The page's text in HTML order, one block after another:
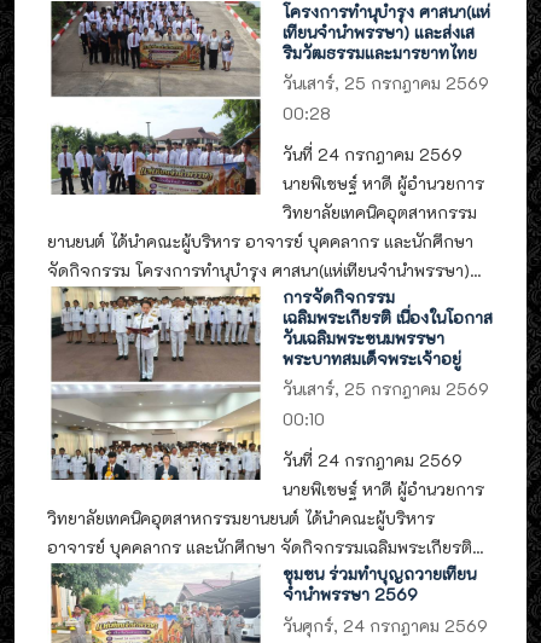
โครงการทำนุบำรุง ศาสนา(แห่
เทียนจำนำพรรษา) และส่งเส
ริมวัฒธรรมและมารยาทไทย
วันเสาร์, 25 กรกฎาคม 2569
00:28
วันที่ 24 กรกฎาคม 2569
นายพิเชษฐ์ หาดี ผู้อำนวยการ
วิทยาลัยเทคนิคอุตสาหกรรม
ยานยนต์ ได้นำคณะผู้บริหาร อาจารย์ บุคคลากร และนักศึกษา
จัดกิจกรรม โครงการทำนุบำรุง ศาสนา(แห่เทียนจำนำพรรษา)...
การจัดกิจกรรม
เฉลิมพระเกียรติ เนื่องในโอกาส
วันเฉลิมพระชนมพรรษา
พระบาทสมเด็จพระเจ้าอยู่
วันเสาร์, 25 กรกฎาคม 2569
00:10
วันที่ 24 กรกฎาคม 2569
นายพิเชษฐ์ หาดี ผู้อำนวยการ
วิทยาลัยเทคนิคอุตสาหกรรมยานยนต์ ได้นำคณะผู้บริหาร
อาจารย์ บุคคลากร และนักศึกษา จัดกิจกรรมเฉลิมพระเกียรติ...
ชุมชน ร่วมทำบุญถวายเทียน
จำนำพรรษา 2569
วันศุกร์, 24 กรกฎาคม 2569